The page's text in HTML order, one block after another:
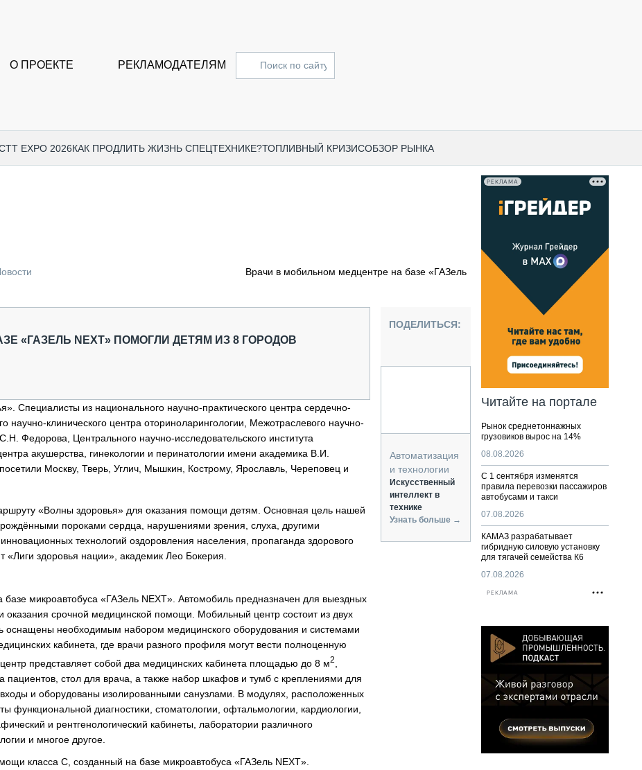
О ПРОЕКТЕ РЕКЛАМОДАТЕЛЯМ
EXPO 2026КАК ПРОДЛИТЬ ЖИЗНЬ СПЕЦТЕХНИКЕ?ТОПЛИВНЫЙ КРИЗИСОБЗОР РЫНКА
ПОДЪЁМНАЯ ТЕХНИКА
ПАССАЖИРСКИЙ ТРАНСПОРТ
ЛОГИСТИКА И СКЛАД
АВТОМАТИЗАЦИЯ И ТЕХНОЛОГИИ
КОМПЛЕКТУЮЩИЕ И СЕРВИС
Врачи в мобильном медцентре на базе «ГАЗель
«ГАЗЕЛЬ NEXT» ПОМОГЛИ ДЕТЯМ ИЗ 8 ГОРОДОВ
Специалисты из национального научно-практического центра сердечно-
клинического центра оториноларингологии, Межотраслевого научно-
Федорова, Центрального научно-исследовательского института
акушерства, гинекологии и перинатологии имени академика В.И.
Москву, Тверь, Углич, Мышкин, Кострому, Ярославль, Череповец и
«Волны здоровья» для оказания помощи детям. Основная цель нашей
пороками сердца, нарушениями зрения, слуха, другими
технологий оздоровления населения, пропаганда здорового
здоровья нации», академик Лео Бокерия.
микроавтобуса «ГАЗель NEXT». Автомобиль предназначен для выездных
оказания срочной медицинской помощи. Мобильный центр состоит из двух
оснащены необходимым набором медицинского оборудования и системами
кабинета, где врачи разного профиля могут вести полноценную
представляет собой два медицинских кабинета площадью до 8 м2
пациентов, стол для врача, а также набор шкафов и тумб с креплениями для
и оборудованы изолированными санузлами. В модулях, расположенных
функциональной диагностики, стоматологии, офтальмологии, кардиологии,
и рентгенологический кабинеты, лаборатории различного
и многое другое.
класса С, созданный на базе микроавтобуса «ГАЗель NEXT».
ПОДЕЛИТЬСЯ:
Автоматизация
и технологии
Искусственный
интеллект в
технике
Узнать больше →
РЕКЛАМА
Читайте на портале
Рынок среднетоннажных
грузовиков вырос на 14%
08.08.2026
С 1 сентября изменятся
правила перевозки пассажиров
автобусами и такси
07.08.2026
КАМАЗ разрабатывает
гибридную силовую установку
для тягачей семейства К6
07.08.2026
РЕКЛАМА